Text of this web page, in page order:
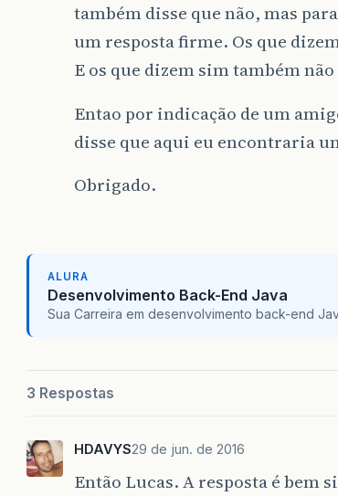
também disse que não, mas
um resposta firme. Os que
E os que dizem sim também
Entao por indicação de um
disse que aqui eu encontraria
Obrigado.
ALURA
Desenvolvimento Back-End Java
Sua Carreira em desenvolvimento back-end
3 Respostas
HDAVYS29 de jun. de 2016
Então Lucas. A resposta é bem